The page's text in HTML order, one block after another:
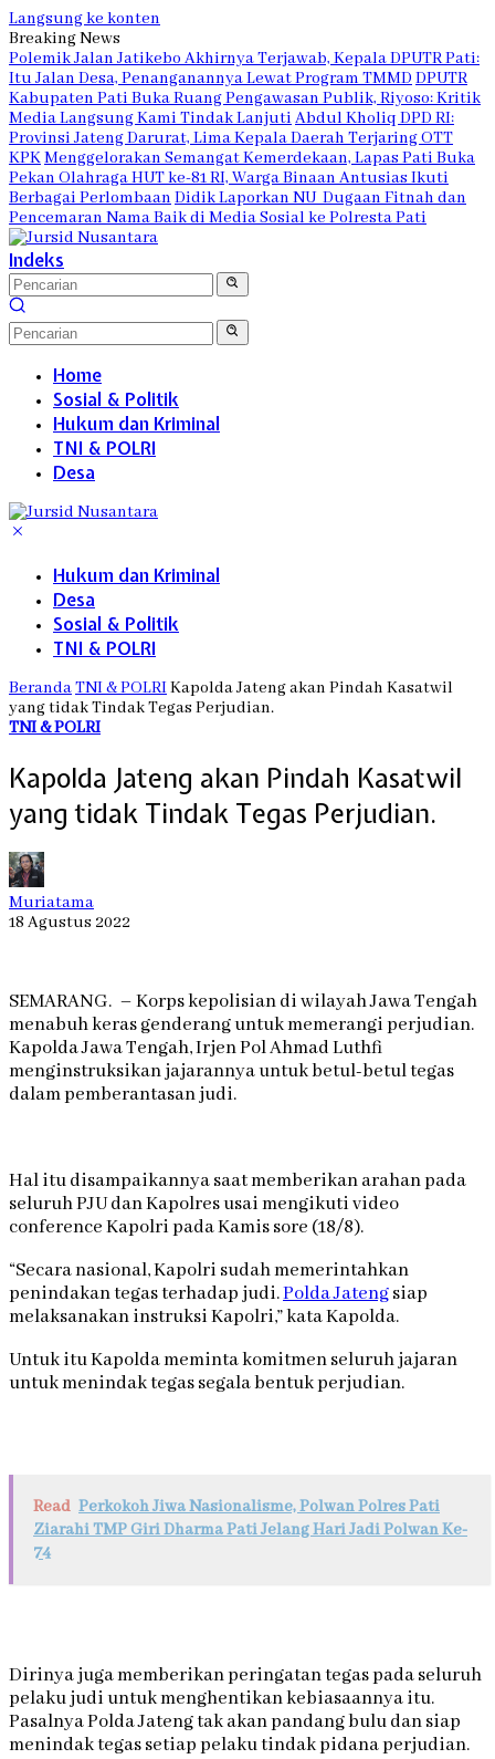
Langsung ke konten
Breaking News
Polemik Jalan Jatikebo Akhirnya Terjawab, Kepala DPUTR Pati:
Itu Jalan Desa, Penanganannya Lewat Program TMMD DPUTR
Kabupaten Pati Buka Ruang Pengawasan Publik, Riyoso: Kritik
Media Langsung Kami Tindak Lanjuti Abdul Kholiq DPD RI:
Provinsi Jateng Darurat, Lima Kepala Daerah Terjaring OTT
KPKMenggelorakan Semangat Kemerdekaan, Lapas Pati Buka
Pekan Olahraga HUT ke-81 RI, Warga Binaan Antusias Ikuti
Berbagai Perlombaan Didik Laporkan NU Dugaan Fitnah dan
Pencemaran Nama Baik di Media Sosial ke Polresta Pati
Indeks
Home
Sosial & Politik
Hukum dan Kriminal
TNI & POLRI
Desa
Hukum dan Kriminal
Desa
Sosial & Politik
TNI & POLRI
BerandaTNI & POLRIKapolda Jateng akan Pindah Kasatwil
yang tidak Tindak Tegas Perjudian.
TNI & POLRI
Kapolda Jateng akan Pindah Kasatwil
yang tidak Tindak Tegas Perjudian.
Muriatama
18 Agustus 2022
SEMARANG. – Korps kepolisian di wilayah Jawa Tengah
menabuh keras genderang untuk memerangi perjudian.
Kapolda Jawa Tengah, Irjen Pol Ahmad Luthfi
menginstruksikan jajarannya untuk betul-betul tegas
dalam pemberantasan judi.
Hal itu disampaikannya saat memberikan arahan pada
seluruh PJU dan Kapolres usai mengikuti video
conference Kapolri pada Kamis sore (18/8).
“Secara nasional, Kapolri sudah memerintahkan
penindakan tegas terhadap judi.Polda Jatengsiap
melaksanakan instruksi Kapolri,” kata Kapolda.
Untuk itu Kapolda meminta komitmen seluruh jajaran
untuk menindak tegas segala bentuk perjudian.
Read Perkokoh Jiwa Nasionalisme, Polwan Polres Pati
Ziarahi TMP Giri Dharma Pati Jelang Hari Jadi Polwan Ke-
74
Dirinya juga memberikan peringatan tegas pada seluruh
pelaku judi untuk menghentikan kebiasaannya itu.
Pasalnya Polda Jateng tak akan pandang bulu dan siap
menindak tegas setiap pelaku tindak pidana perjudian.